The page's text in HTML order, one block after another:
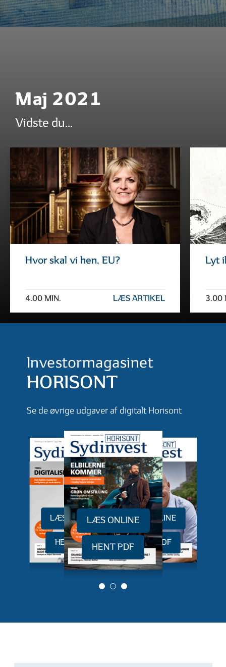
Maj 2021
Vidste du...
Hvor skal vi hen, EU?
4.00 MIN. LÆS ARTIKEL
Lyt
3.00
Investormagasinet
HORISONT
Se de øvrige udgaver af digitalt Horisont
LÆS ONLINE
HENT PDF
LÆS ONLINE
HENT PDF
LÆS ONLINE
HENT PDF
0 1 2